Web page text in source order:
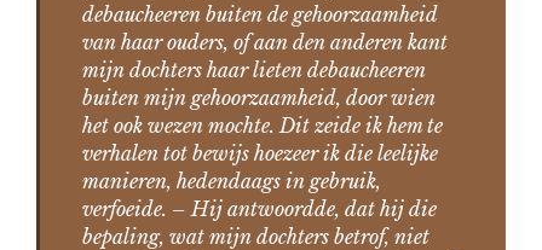
debaucheeren buiten de gehoorzaamheid
van haar ouders, of aan den anderen kant
mijn dochters haar lieten debaucheeren
buiten mijn gehoorzaamheid, door wien
het ook wezen mochte. Dit zeide ik hem te
verhalen tot bewijs hoezeer ik die leelijke
manieren, hedendaags in gebruik,
verfoeide. – Hij antwoordde, dat hij die
bepaling, wat mijn dochters betrof, niet